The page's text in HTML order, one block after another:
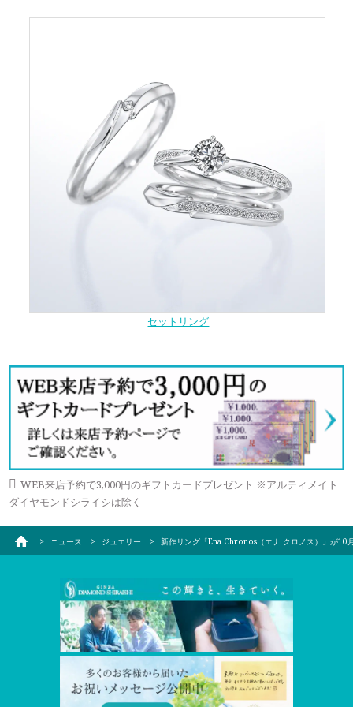
セットリング
WEB来店予約で3,000円のギフトカードプレゼント ※アルティメイト
ダイヤモンドシライシは除く
ニュース ジュエリー 新作リング「Ena Chronos（エナ クロノス）」が10